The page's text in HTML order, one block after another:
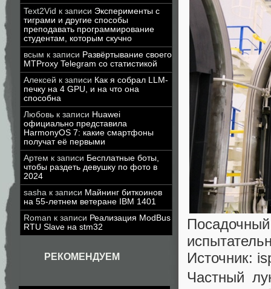
Text2Vid к записи Эксперименты с
тиграми и другие способы
преподавать программирование
студентам, которым скучно
всым к записи Развёртывание своего
MTProxy Telegram со статистикой
Алексей к записи Как я собрал LLM-
печку на 4 GPU, и на что она
способна
Любовь к записи Huawei
официально представила
HarmonyOS 7: какие смартфоны
получат её первыми
Артем к записи Бесплатные боты,
чтобы раздеть девушку по фото в
2024
sasha к записи Майнинг биткоинов
на 55-летнем ветеране IBM 1401
Roman к записи Реализация ModBus
RTU Slave на stm32
РЕКОМЕНДУЕМ
Источник:
Частный